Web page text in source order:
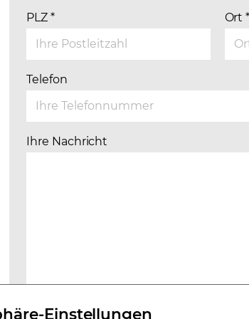
PLZ* Ort*
Telefon
Ihre Nachricht
Einstellungen